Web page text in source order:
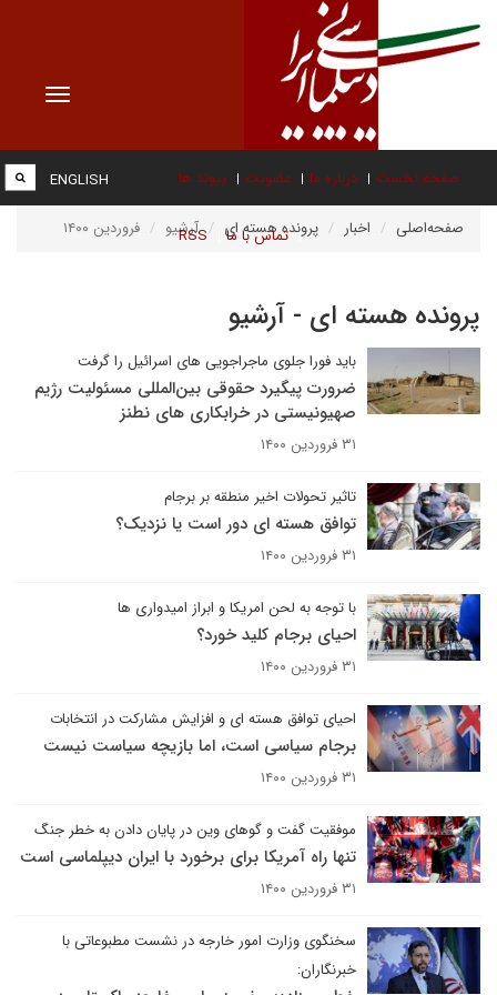
Toggle
صفحه نخست درباره ما عضویت پیوند ها
تماس با ما RSS
ENGLISH
صفحه‌اصلی اخبار پرونده هسته ای آرشیو فروردین ۱۴۰۰
پرونده هسته ای - آرشیو
باید فورا جلوی ماجراجویی های اسرائیل را گرفت
ضرورت پیگیرد حقوقی بین‌المللی مسئولیت رژیم
صهیونیستی در خرابکاری های نطنز
۳۱ فروردین ۱۴۰۰
تاثیر تحولات اخیر منطقه بر برجام
توافق هسته اى دور است یا نزدیک؟
۳۱ فروردین ۱۴۰۰
با توجه به لحن امریکا و ابراز امیدواری ها
احیای برجام کلید خورد؟
۳۱ فروردین ۱۴۰۰
احیای توافق هسته ای و افزایش مشارکت در انتخابات
برجام سیاسی است، اما بازیچه سیاست نیست
۳۱ فروردین ۱۴۰۰
موفقیت گفت و گوهای وین در پایان دادن به خطر جنگ
تنها راه آمریکا برای برخورد با ایران دیپلماسی است
۳۱ فروردین ۱۴۰۰
سخنگوی وزارت امور خارجه در نشست مطبوعاتی با
خبرنگاران: